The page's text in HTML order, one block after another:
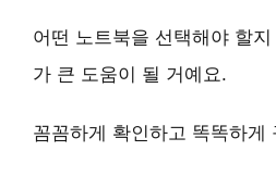
어떤 노트북을 선택해야 할
가 큰 도움이 될 거예요.
꼼꼼하게 확인하고 똑똑하게